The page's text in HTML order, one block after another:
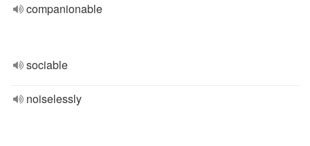
companionable
sociable
noiselessly